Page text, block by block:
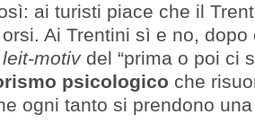
ai turisti piace che il
Ai Trentini sì e no, dopo
leit-motivdel “prima o poi ci
psicologico che
ogni tanto si prendono